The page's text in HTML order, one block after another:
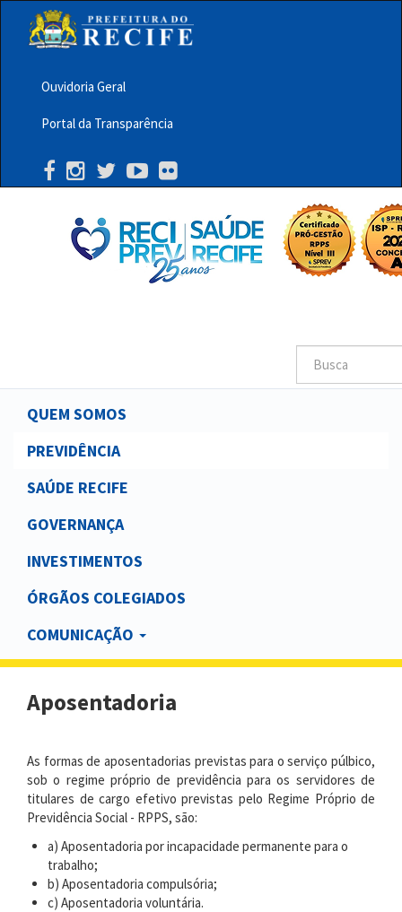
principalMenu
Barra
Topo
PCR
Ouvidoria Geral
Portal da Transparência
Buscar
Main
navigation
QUEM SOMOS
PREVIDÊNCIA
SAÚDE RECIFE
GOVERNANÇA
INVESTIMENTOS
ÓRGÃOS COLEGIADOS
COMUNICAÇÃO
Aposentadoria
As formas de aposentadorias previstas para o serviço púlbico,
sob o regime próprio de previdência para os servidores de
titulares de cargo efetivo previstas pelo Regime Próprio de
Previdência Social - RPPS, são:
a) Aposentadoria por incapacidade permanente para o
trabalho;
b) Aposentadoria compulsória;
c) Aposentadoria voluntária.